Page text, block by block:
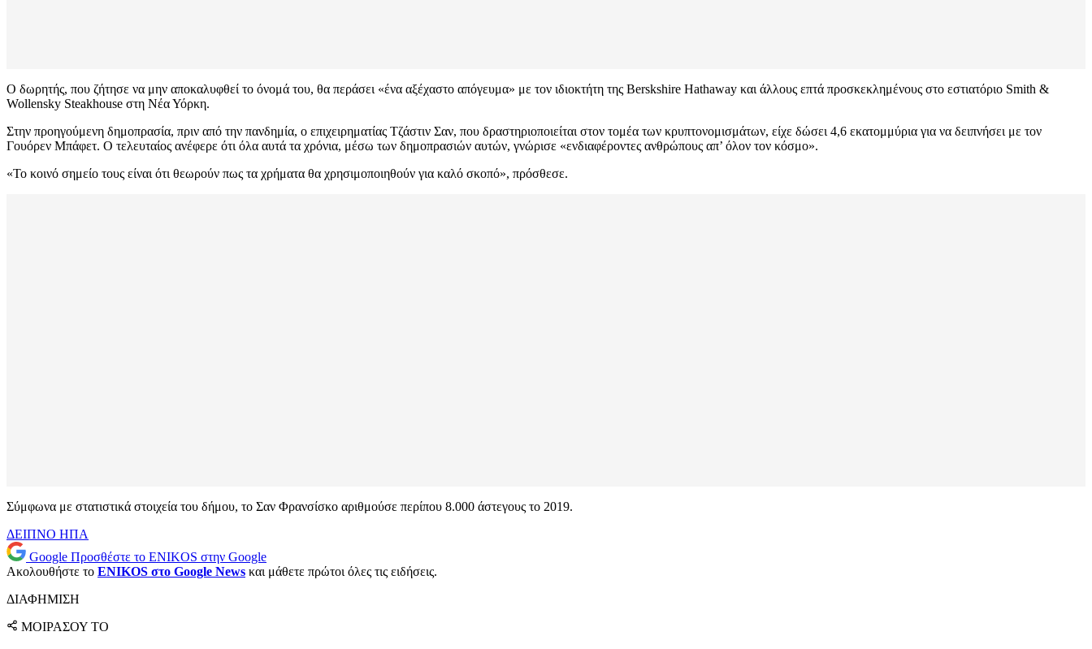
Ο δωρητής, που ζήτησε να μην αποκαλυφθεί το όνομά του, θα περάσει «ένα αξέχαστο απόγευμα» με τον ιδιοκτήτη της Berskshire Hathaway και άλλους επτά προσκεκλημένους στο εστιατόριο Smith &
Wollensky Steakhouse στη Νέα Υόρκη.
Στην προηγούμενη δημοπρασία, πριν από την πανδημία, ο επιχειρηματίας Τζάστιν Σαν, που δραστηριοποιείται στον τομέα των κρυπτονομισμάτων, είχε δώσει 4,6 εκατομμύρια για να δειπνήσει με τον
Γουόρεν Μπάφετ. Ο τελευταίος ανέφερε ότι όλα αυτά τα χρόνια, μέσω των δημοπρασιών αυτών, γνώρισε «ενδιαφέροντες ανθρώπους απ’ όλον τον κόσμο».
«Το κοινό σημείο τους είναι ότι θεωρούν πως τα χρήματα θα χρησιμοποιηθούν για καλό σκοπό», πρόσθεσε.
Σύμφωνα με στατιστικά στοιχεία του δήμου, το Σαν Φρανσίσκο αριθμούσε περίπου 8.000 άστεγους το 2019.
ΔΕΙΠΝΟ ΗΠΑ
Google Προσθέστε το ENIKOS στην Google
Ακολουθήστε το ENIKOS στο Google News και μάθετε πρώτοι όλες τις ειδήσεις.
ΔΙΑΦΗΜΙΣΗ
ΜΟΙΡΑΣΟΥ ΤΟ